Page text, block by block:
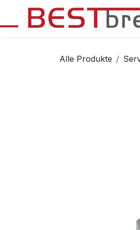
Zum Inhalt springen
Alle Produkte